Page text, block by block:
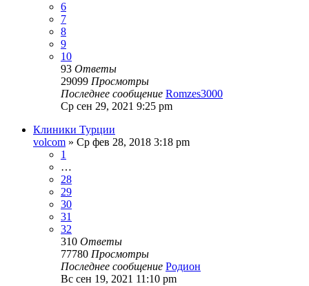
6
7
8
9
10
93 Ответы
29099 Просмотры
Последнее сообщение Romzes3000
Ср сен 29, 2021 9:25 pm
Клиники Турции
volcom » Ср фев 28, 2018 3:18 pm
1
…
28
29
30
31
32
310 Ответы
77780 Просмотры
Последнее сообщение Родион
Вс сен 19, 2021 11:10 pm